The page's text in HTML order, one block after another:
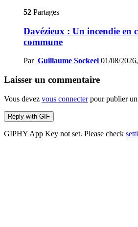
52 Partages
Davézieux : Un incendie en
commune
Par Guillaume Sockeel 01/08/
Laisser un commentaire
Vous devez vous connecterpour publier un
Reply with GIF
GIPHY App Key not set. Please check